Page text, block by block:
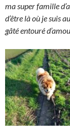
ma super famille
d’être là où je suis
gâté entouré